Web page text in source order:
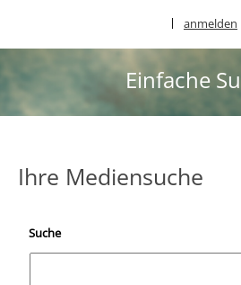
anmelden
Einfache
Ihre Mediensuche
Suche